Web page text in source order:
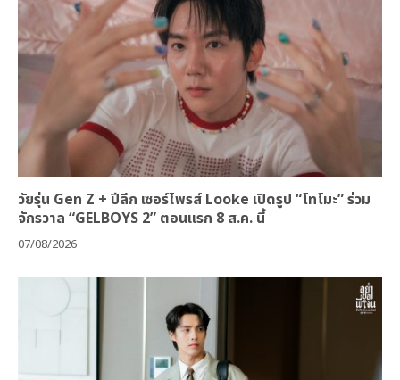
วัยรุ่น Gen Z + ปีลึก เซอร์ไพรส์ Looke เปิดรูป “โทโมะ” ร่วม
จักรวาล “GELBOYS 2” ตอนแรก 8 ส.ค. นี้
07/08/2026